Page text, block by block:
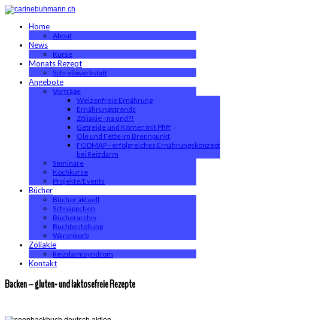
Home
About
News
Kurse
Monats Rezept
Schreibwerkstatt
Angebote
Vorträge
Weizenfreie Ernährung
Ernährungstrends
Zöliakie - na und?!
Getreide und Körner mit Pfiff
Öle und Fette im Brennpunkt
FODMAP - erfolgreiches Ernährungskonzept
bei Reizdarm
Seminare
Kochkurse
Projekte/Events
Bücher
Bücher aktuell
Schnäppchen
Bücherarchiv
Buchbestellung
Warenkorb
Zöliakie
Reizdarmsyndrom
Kontakt
Backen – gluten- und laktosefreie Rezepte